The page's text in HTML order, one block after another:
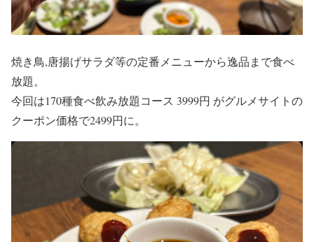
焼き鳥,唐揚げサラダ等の定番メニューから逸品まで食べ
放題。
今回は170種食べ飲み放題コース 3999円 がグルメサイトの
クーポン価格で2499円に。